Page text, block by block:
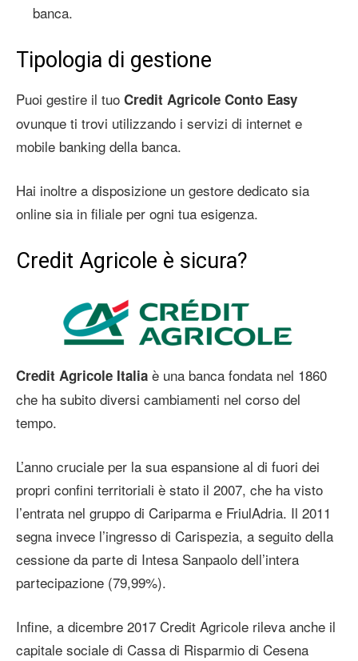
banca.
Tipologia di gestione
Puoi gestire il tuo Credit Agricole Conto Easy
ovunque ti trovi utilizzando i servizi di internet e
mobile banking della banca.
Hai inoltre a disposizione un gestore dedicato sia
online sia in filiale per ogni tua esigenza.
Credit Agricole è sicura?
Credit Agricole Italia è una banca fondata nel 1860
che ha subito diversi cambiamenti nel corso del
tempo.
L’anno cruciale per la sua espansione al di fuori dei
propri confini territoriali è stato il 2007, che ha visto
l’entrata nel gruppo di Cariparma e FriulAdria. Il 2011
segna invece l’ingresso di Carispezia, a seguito della
cessione da parte di Intesa Sanpaolo dell’intera
partecipazione (79,99%).
Infine, a dicembre 2017 Credit Agricole rileva anche il
capitale sociale di Cassa di Risparmio di Cesena